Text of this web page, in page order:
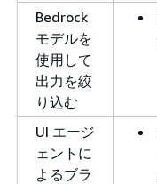
Bedrock
モデルを
使用して
出力を絞
り込む
UI エージ
ェントに
よるブラ